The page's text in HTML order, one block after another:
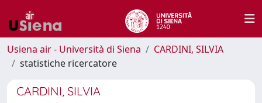
Usiena air - Università di Siena
CARDINI, SILVIA
statistiche ricercatore
CARDINI, SILVIA